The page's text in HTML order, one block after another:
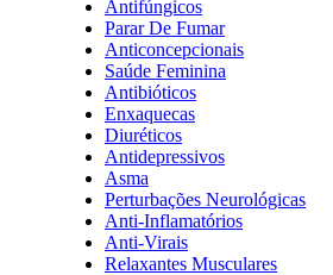
Antifúngicos
Parar De Fumar
Anticoncepcionais
Saúde Feminina
Antibióticos
Enxaquecas
Diuréticos
Antidepressivos
Asma
Perturbações Neurológicas
Anti-Inflamatórios
Anti-Virais
Relaxantes Musculares